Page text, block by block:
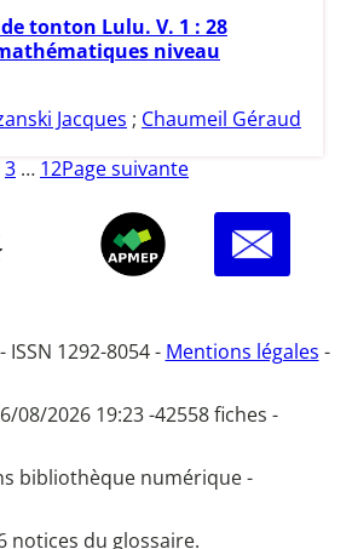
tonton Lulu. V. 1 : 28
niveau
Jacques ; Chaumeil Géraud
3 … 12Page suivante
ISSN 1292-8054 - Mentions légales -
08/2026 19:23 -42558 fiches -
bibliothèque numérique -
notices du glossaire.